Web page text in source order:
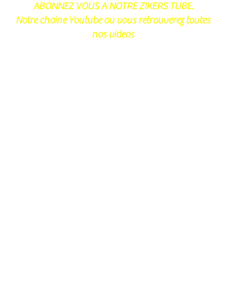
ABONNEZ VOUS A NOTRE ZIKERS TUBE.
Notre chaine Youtube ou vous retrouverez toutes
nos videos